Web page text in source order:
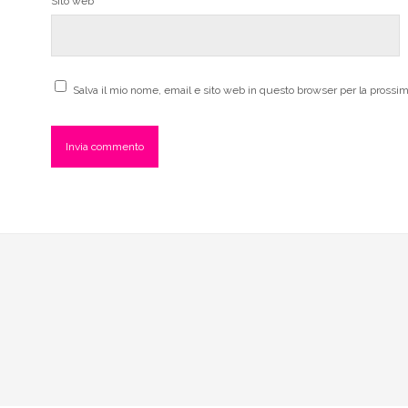
Salva il mio nome, email e sito web in questo browser per la